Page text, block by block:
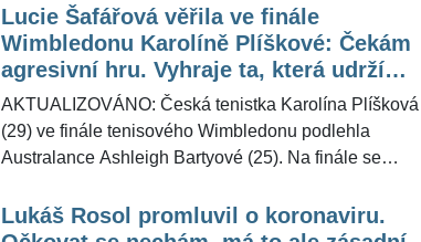
rodinou vyletěl z dálnice. "Řidič pravděpodobně
nepřizpůsobil rychlost jízdy stavu komunikace, pršelo,
dálnice byla mokrá," uvedla pro ŽivotvČesku.cz
policejní mluvčí Michaela Richterová.
Lucie Šafářová věřila ve finále
Wimbledonu Karolíně Plíškové: Čekám
agresivní hru. Vyhraje ta, která udrží
nervy
AKTUALIZOVÁNO: Česká tenistka Karolína Plíšková
(29) ve finále tenisového Wimbledonu podlehla
Australance Ashleigh Bartyové (25). Na finále se
samotným zápasem pro ŽivotvČesku.cz poskytla
rozhovor. "Očekávám, že pro obě to bude hodně těžký
Lukáš Rosol promluvil o koronaviru.